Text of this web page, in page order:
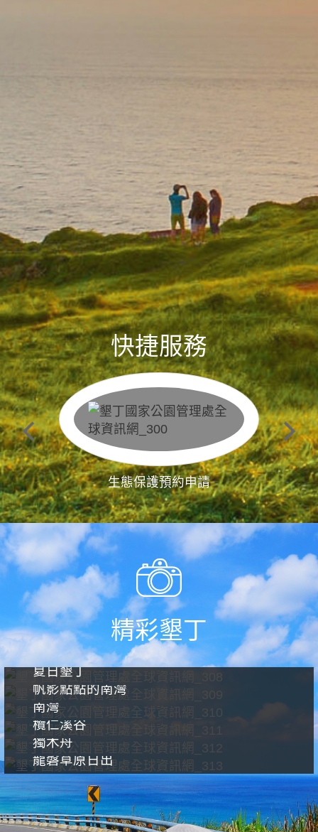
快捷服務
生態保護預約申請
精彩墾丁
夏日墾丁
帆影點點的南灣
南灣
欖仁溪谷
獨木舟
龍磐草原日出